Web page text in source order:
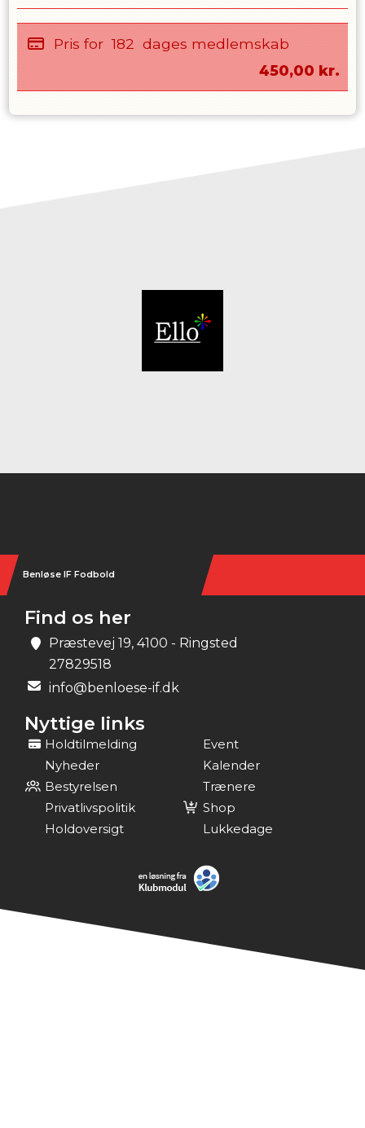
Pris for 182 dages medlemskab
450,00 kr.
Benløse IF Fodbold
Find os her
Præstevej 19, 4100 - Ringsted
27829518
info@benloese-if.dk
Nyttige links
Holdtilmelding
Event
Nyheder
Kalender
Bestyrelsen
Trænere
Privatlivspolitik
Shop
Holdoversigt
Lukkedage